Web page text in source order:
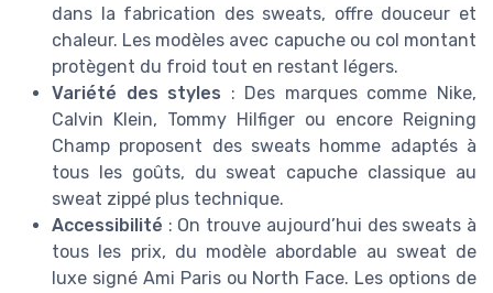
dans la fabrication des sweats, offre douceur et
chaleur. Les modèles avec capuche ou col montant
protègent du froid tout en restant légers.
Variété des styles : Des marques comme Nike,
Calvin Klein, Tommy Hilfiger ou encore Reigning
Champ proposent des sweats homme adaptés à
tous les goûts, du sweat capuche classique au
sweat zippé plus technique.
Accessibilité : On trouve aujourd’hui des sweats à
tous les prix, du modèle abordable au sweat de
luxe signé Ami Paris ou North Face. Les options de